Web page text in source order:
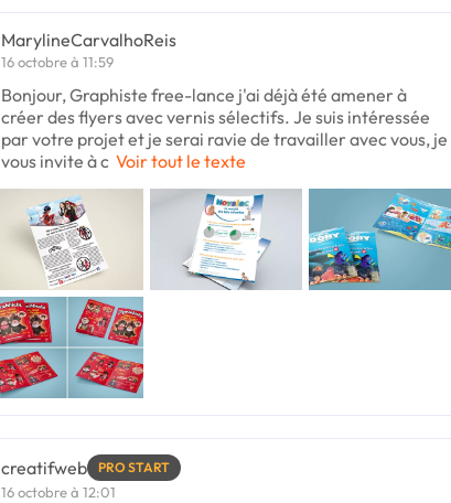
MarylineCarvalhoReis
16 octobre à 11:59
Bonjour, Graphiste free-lance j'ai déjà été amener à
créer des flyers avec vernis sélectifs. Je suis intéressée
par votre projet et je serai ravie de travailler avec vous, je
vous invite à c Voir tout le texte
creatifweb PRO START
16 octobre à 12:01